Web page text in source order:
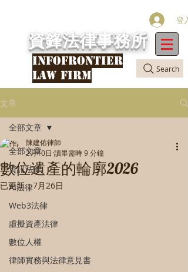
Search
登入
資鋒法律事務所
INFOFRONTIER
LAW FIRM
文章
全部文章
資訊法律
AI法律
Web3法律
虛擬資產法律
數位人權
律師實務與法律意見書
全部文章
數位遺產的輪廓2026
陳建佑律師
2月10日 讀畢需時 9 分鐘
已更新：7月26日